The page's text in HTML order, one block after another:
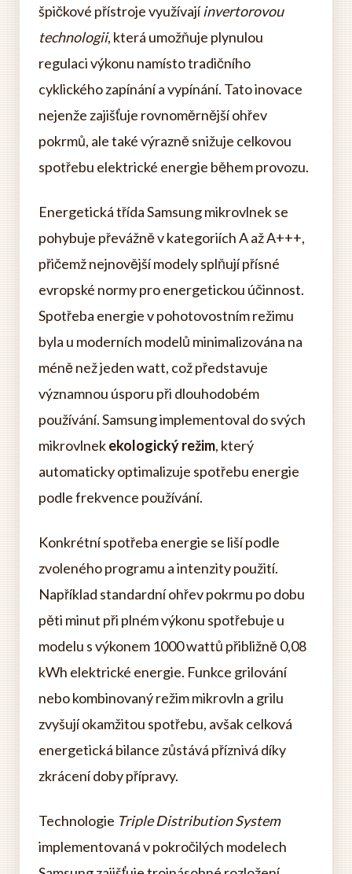
špičkové přístroje využívajíinvertorovou
technologii, která umožňuje plynulou
regulaci výkonu namísto tradičního
cyklického zapínání a vypínání. Tato inovace
nejenže zajišťuje rovnoměrnější ohřev
pokrmů, ale také výrazně snižuje celkovou
spotřebu elektrické energie během provozu.
Energetická třída Samsung mikrovlnek se
pohybuje převážně v kategoriích A až A+++,
přičemž nejnovější modely splňují přísné
evropské normy pro energetickou účinnost.
Spotřeba energie v pohotovostním režimu
byla u moderních modelů minimalizována na
méně než jeden watt, což představuje
významnou úsporu při dlouhodobém
používání. Samsung implementoval do svých
mikrovlnekekologický režim, který
automaticky optimalizuje spotřebu energie
podle frekvence používání.
Konkrétní spotřeba energie se liší podle
zvoleného programu a intenzity použití.
Například standardní ohřev pokrmu po dobu
pěti minut při plném výkonu spotřebuje u
modelu s výkonem 1000 wattů přibližně 0,08
kWh elektrické energie. Funkce grilování
nebo kombinovaný režim mikrovln a grilu
zvyšují okamžitou spotřebu, avšak celková
energetická bilance zůstává příznivá díky
zkrácení doby přípravy.
Technologie Triple Distribution System
implementovaná v pokročilých modelech